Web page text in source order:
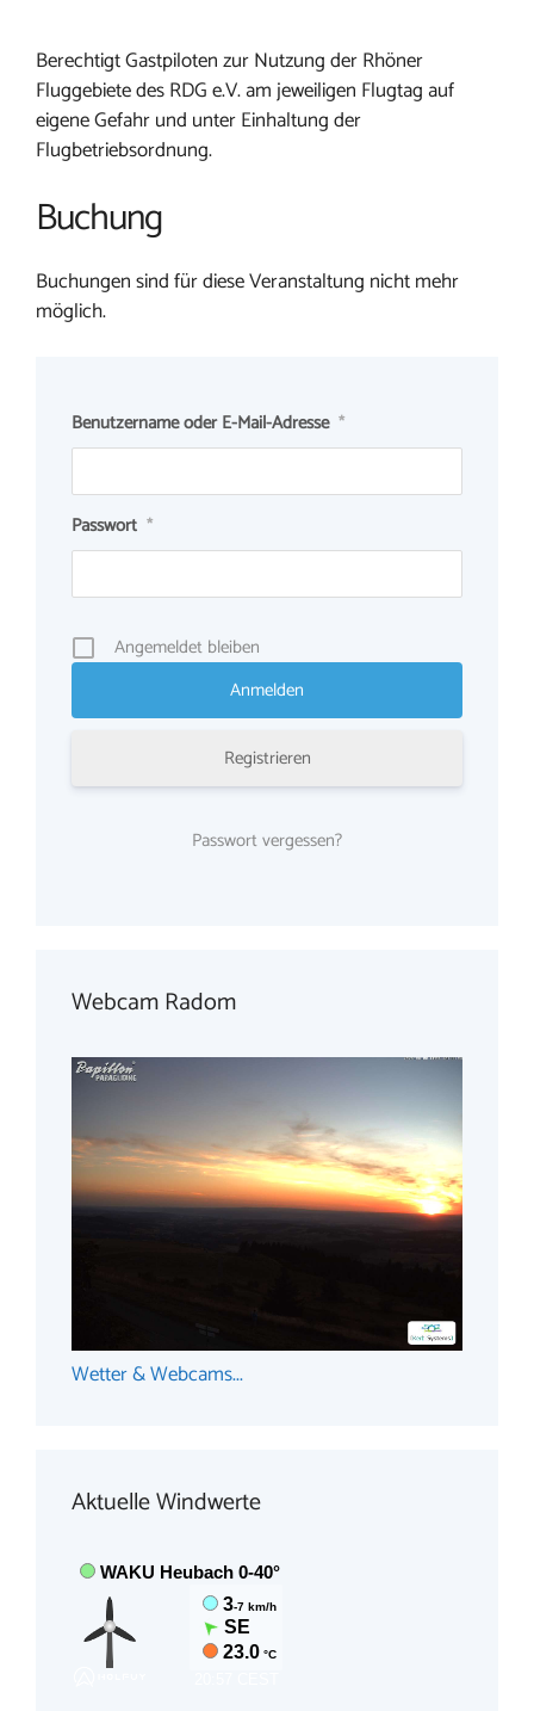
Berechtigt Gastpiloten zur Nutzung der Rhöner
Fluggebiete des RDG e.V. am jeweiligen Flugtag auf
eigene Gefahr und unter Einhaltung der
Flugbetriebsordnung.
Buchung
Buchungen sind für diese Veranstaltung nicht mehr
möglich.
Benutzername oder E-Mail-Adresse *
Passwort *
Angemeldet bleiben
Registrieren
Passwort vergessen?
Webcam Radom
Wetter & Webcams...
Aktuelle Windwerte